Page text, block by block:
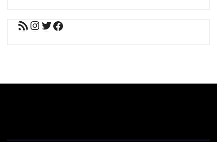
Feed RSSInstagram
Twitter
Facebook